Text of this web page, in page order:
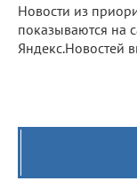
Новости из
показываются на
Яндекс.Новостей